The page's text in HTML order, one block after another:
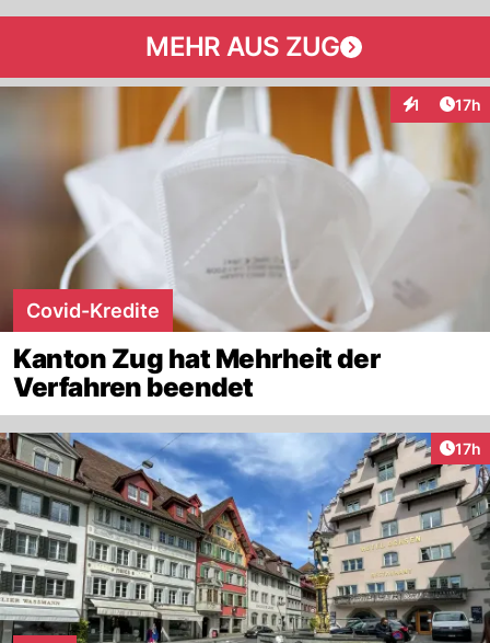
MEHR AUS ZUG
1 17h
Covid-Kredite
Kanton Zug hat Mehrheit der
Verfahren beendet
17h